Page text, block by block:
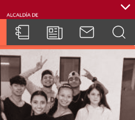
cuenca.gob.ec